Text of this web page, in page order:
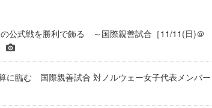
公式戦を勝利で飾る ～国際親善試合［11/11(日)＠
に臨む 国際親善試合 対ノルウェー女子代表メンバー